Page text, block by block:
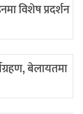
विशेष प्रदर्शन
बेलायतमा